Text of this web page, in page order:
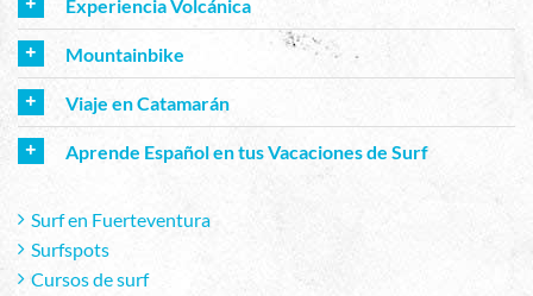
Experiencia Volcánica
Mountainbike
Viaje en Catamarán
Aprende Español en tus Vacaciones de Surf
Surf en Fuerteventura
Surfspots
Cursos de surf